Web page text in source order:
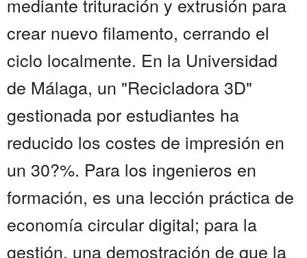
crear nuevo filamento, cerrando el
ciclo localmente. En la Universidad
de Málaga, un "Recicladora 3D"
gestionada por estudiantes ha
reducido los costes de impresión en
un 30?%. Para los ingenieros en
formación, es una lección práctica de
economía circular digital; para la
gestión, una demostración de que la